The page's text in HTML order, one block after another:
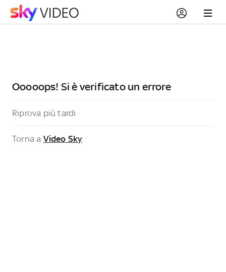
Ooooops! Si è verificato un errore
Riprova più tardi
Torna a Video Sky